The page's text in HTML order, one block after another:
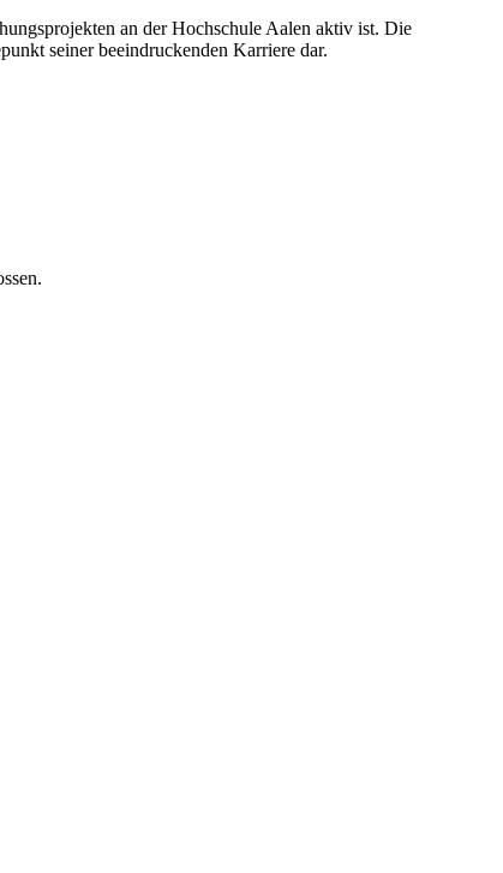
an der Hochschule Aalen aktiv ist. Die
seiner beeindruckenden Karriere dar.